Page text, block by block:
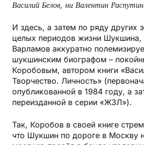
Василий Белов, ни Валентин
И здесь, а затем по ряду других
целых периодов жизни Шукшина,
Варламов аккуратно
шукшинским биографом –
Коробовым, автором книги
Творчество. Личность»
опубликованной в 1984 году, а
переизданной в серии «ЖЗЛ»).
Так, Коробов в своей книге
что Шукшин по дороге в Москву